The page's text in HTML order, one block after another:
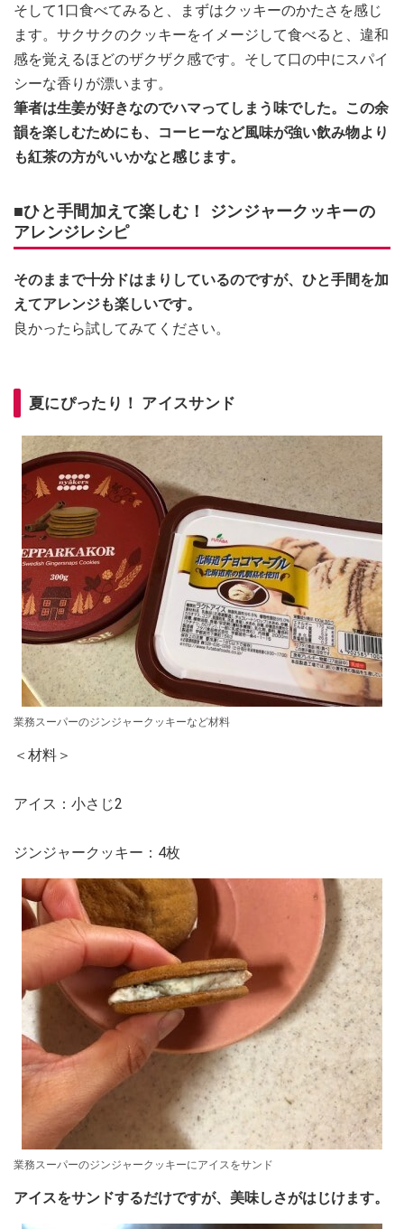
そして1口食べてみると、まずはクッキーのかたさを感じ
ます。サクサクのクッキーをイメージして食べると、違和
感を覚えるほどのザクザク感です。そして口の中にスパイ
シーな香りが漂います。
筆者は生姜が好きなのでハマってしまう味でした。この余
韻を楽しむためにも、コーヒーなど風味が強い飲み物より
も紅茶の方がいいかなと感じます。
■ひと手間加えて楽しむ！ ジンジャークッキーの
アレンジレシピ
そのままで十分ドはまりしているのですが、ひと手間を加
えてアレンジも楽しいです。
良かったら試してみてください。
夏にぴったり！ アイスサンド
業務スーパーのジンジャークッキーなど材料
＜材料＞
アイス：小さじ2
ジンジャークッキー：4枚
業務スーパーのジンジャークッキーにアイスをサンド
アイスをサンドするだけですが、美味しさがはじけます。